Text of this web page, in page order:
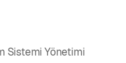
Sistemi Yönetimi